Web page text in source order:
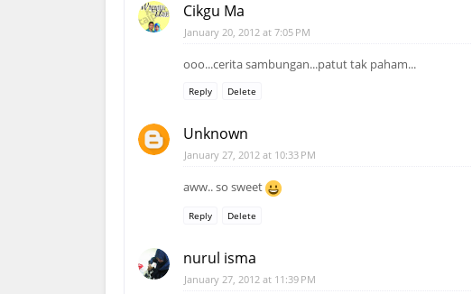
Cikgu Ma
January 20, 2012 at 7:05 PM
ooo...cerita sambungan...patut tak paham...
Reply Delete
Unknown
January 27, 2012 at 10:33 PM
aww.. so sweet
Reply Delete
nurul isma
January 27, 2012 at 11:39 PM